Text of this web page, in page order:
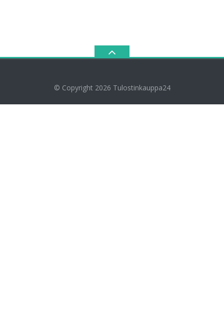
© Copyright 2026 Tulostinkauppa24